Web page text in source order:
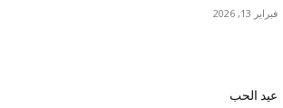
فبراير 13, 2026
عيد الحب